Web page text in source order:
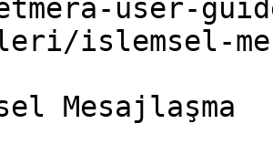
user-
islemsel-
Mesajlaşma